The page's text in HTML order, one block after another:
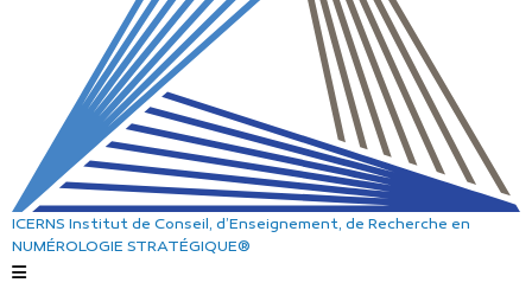
ICERNS Institut de Conseil, d’Enseignement, de Recherche en
NUMÉROLOGIE STRATÉGIQUE®